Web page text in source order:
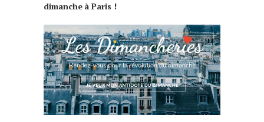
dimanche à Paris !